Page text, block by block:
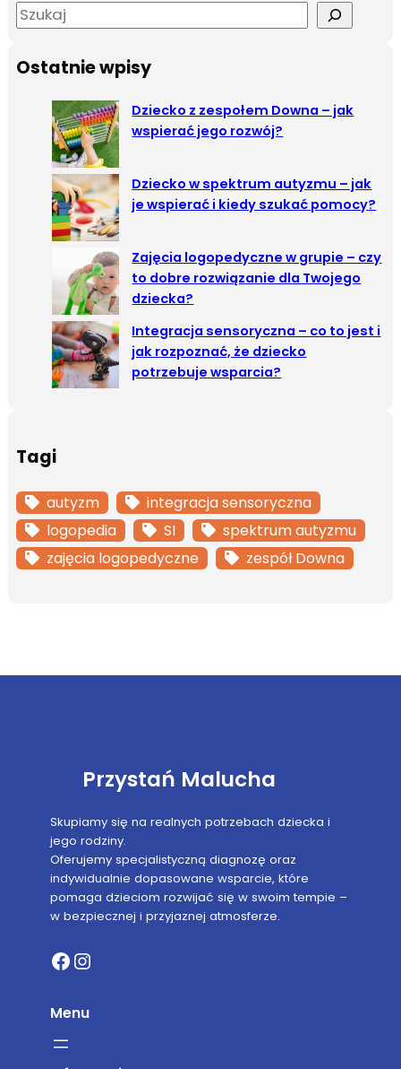
S
e
a
Ostatnie wpisy
Dziecko z zespołem Downa – jak
wspierać jego rozwój?
Dziecko w spektrum autyzmu – jak
je wspierać i kiedy szukać pomocy?
Zajęcia logopedyczne w grupie – czy
to dobre rozwiązanie dla Twojego
dziecka?
Integracja sensoryczna – co to jest i
jak rozpoznać, że dziecko
potrzebuje wsparcia?
Tagi
autyzm
integracja sensoryczna
logopedia
SI
spektrum autyzmu
zajęcia logopedyczne
zespół Downa
Przystań Malucha
Skupiamy się na realnych potrzebach dziecka i
jego rodziny.
Oferujemy specjalistyczną diagnozę oraz
indywidualnie dopasowane wsparcie, które
pomaga dzieciom rozwijać się w swoim tempie –
w bezpiecznej i przyjaznej atmosferze.
Facebook Instagram
Menu